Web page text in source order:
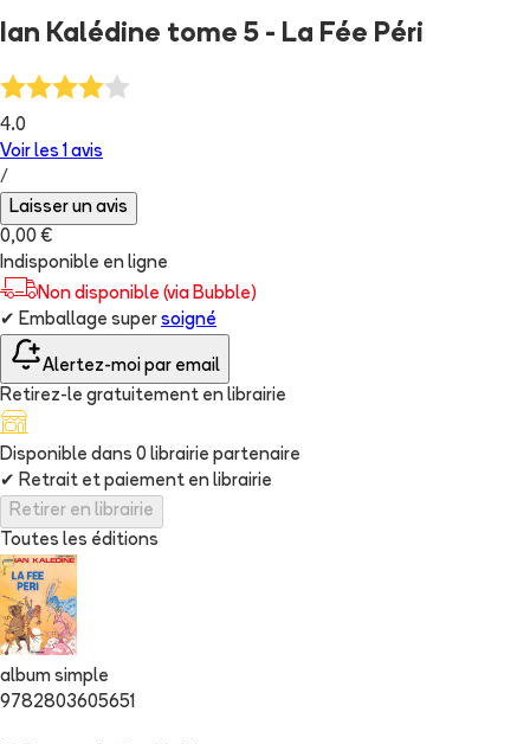
Ian Kalédine tome 5 - La Fée Péri
4.0
Voir les 1 avis
/
Laisser un avis
0,00 €
Indisponible en ligne
Non disponible (via Bubble)
✔ Emballage super soigné
Alertez-moi par email
Retirez-le gratuitement en librairie
Disponible dans 0 librairie partenaire
✔ Retrait et paiement en librairie
Retirer en librairie
Toutes les éditions
album simple
9782803605651